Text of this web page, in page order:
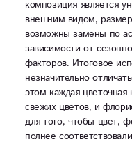
композиция является
внешним видом,
возможны замены по
зависимости от
факторов. Итоговое
незначительно
этом каждая цветочная
свежих цветов, и
для того, чтобы цвет,
полнее